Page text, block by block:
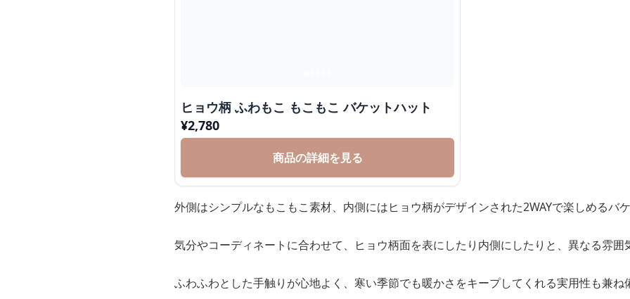
ヒョウ柄 ふわもこ もこもこ バケットハット
¥2,780
商品の詳細を見る
外側はシンプルなもこもこ素材、内側にはヒョウ柄がデザインされた2WAYで楽しめるバ
気分やコーディネートに合わせて、ヒョウ柄面を表にしたり内側にしたりと、異なる雰囲
ふわふわとした手触りが心地よく、寒い季節でも暖かさをキープしてくれる実用性も兼ね